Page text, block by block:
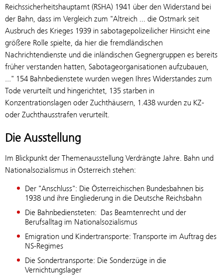
Reichssicherheitshauptamt (RSHA) 1941 über den Widerstand bei
der Bahn, dass im Vergleich zum "Altreich ... die Ostmark seit
Ausbruch des Krieges 1939 in sabotagepolizeilicher Hinsicht eine
größere Rolle spielte, da hier die fremdländischen
Nachrichtendienste und die inländischen Gegnergruppen es bereits
früher verstanden hatten, Sabotageorganisationen aufzubauen,
..." 154 Bahnbedienstete wurden wegen Ihres Widerstandes zum
Tode verurteilt und hingerichtet, 135 starben in
Konzentrationslagen oder Zuchthäusern, 1.438 wurden zu KZ-
oder Zuchthausstrafen verurteilt.
Die Ausstellung
Im Blickpunkt der Themenausstellung Verdrängte Jahre. Bahn und
Nationalsozialismus in Österreich stehen:
Der "Anschluss": Die Österreichischen Bundesbahnen bis
1938 und ihre Eingliederung in die Deutsche Reichsbahn
Die Bahnbediensteten: Das Beamtenrecht und der
Berufsalltag im Nationalsozialismus
Emigration und Kindertransporte: Transporte im Auftrag des
NS-Regimes
Die Sondertransporte: Die Sonderzüge in die
Vernichtungslager